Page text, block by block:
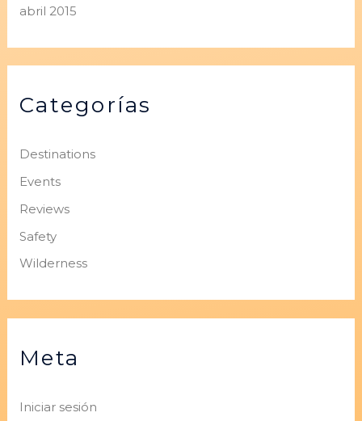
abril 2015
Categorías
Destinations
Events
Reviews
Safety
Wilderness
Meta
Iniciar sesión